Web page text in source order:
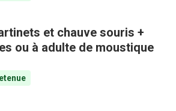
et chauve souris +
ou à adulte de moustique